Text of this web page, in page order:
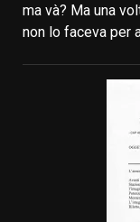
ma và? Ma una
non lo faceva per